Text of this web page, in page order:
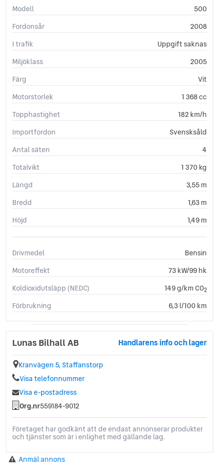
Modell
500
Fordonsår
2008
I trafik
Uppgift saknas
Miljöklass
2005
Färg
Vit
Motorstorlek
1 368 cc
Topphastighet
182 km/h
Importfordon
Svensksåld
Antal säten
4
Totalvikt
1 370 kg
Längd
3,55 m
Bredd
1,63 m
Höjd
1,49 m
Drivmedel
Bensin
Motoreffekt
73 kW/99 hk
Koldioxidutsläpp (NEDC)
149 g/km CO2
Förbrukning 6,3 l/100 km
Lunas Bilhall AB Handlarens info och lager
Kranvägen 5, Staffanstorp
Visa telefonnummer
Visa e-postadress
Org.nr559184-9012
Företaget har godkänt att de endast annonserar produkter
och tjänster som är i enlighet med gällande lag.
Anmäl annons